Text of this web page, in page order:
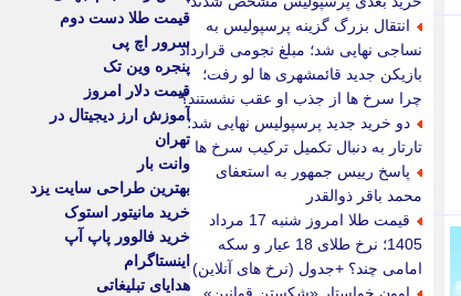
انتقال بزرگ گزینه پرسپولیس به
نساجی نهایی شد؛ مبلغ نجومی قرارداد
بازیکن جدید قائمشهری ها لو رفت؛
چرا سرخ ها از جذب او عقب نشستند؟
دو خرید جدید پرسپولیس نهایی شد؛
تارتار به دنبال تکمیل ترکیب سرخ ها
پاسخ رییس جمهور به استعفای
محمد باقر ذوالقدر
قیمت طلا امروز شنبه 17 مرداد
1405؛ نرخ طلای 18 عیار و سکه
امامی چند؟ +جدول (نرخ های آنلاین)
قیمت طلا دست دوم
سرور اچ پی
پنجره وین تک
قیمت دلار امروز
آموزش ارز دیجیتال در
تهران
وانت بار
بهترین طراحی سایت یزد
خرید مانیتور استوک
خرید فالوور پاپ آپ
اینستاگرام
هدایای تبلیغاتی